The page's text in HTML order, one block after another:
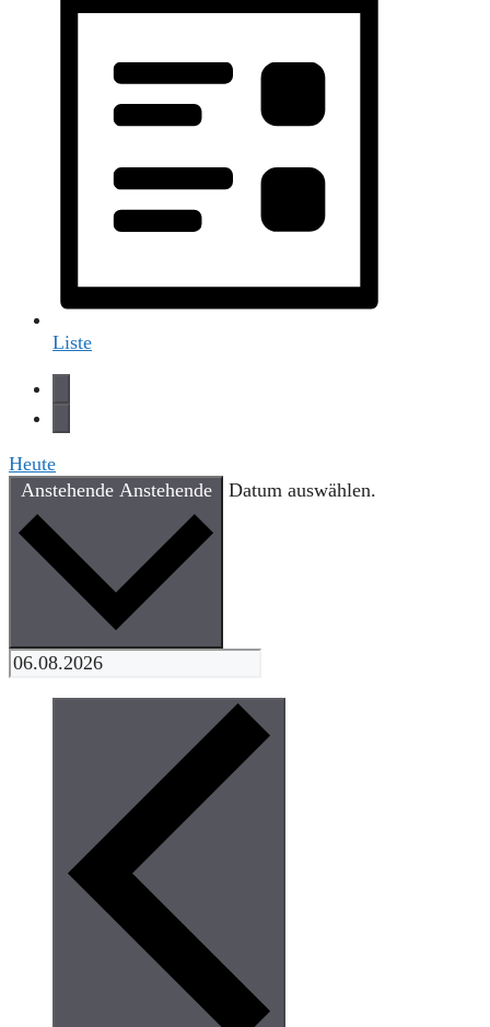
Liste
Heute
Anstehende Anstehende Datum auswählen.